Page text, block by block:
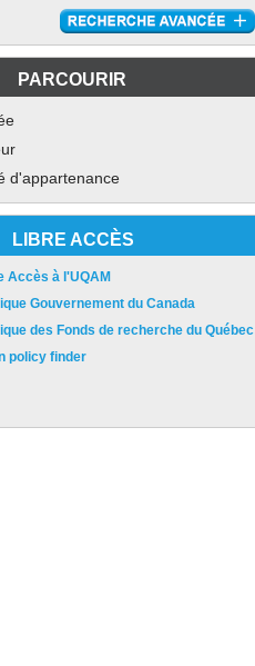
PARCOURIR
d'appartenance
LIBRE ACCÈS
Accès à l'UQAM
Gouvernement du Canada
des Fonds de recherche du Québec
policy finder